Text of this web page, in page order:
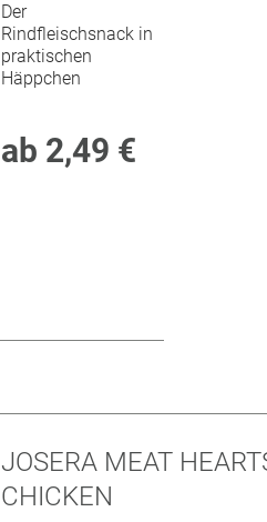
Der
Rindfleischsnack in
praktischen
Häppchen
ab 2,49 €
JOSERA MEAT
CHICKEN